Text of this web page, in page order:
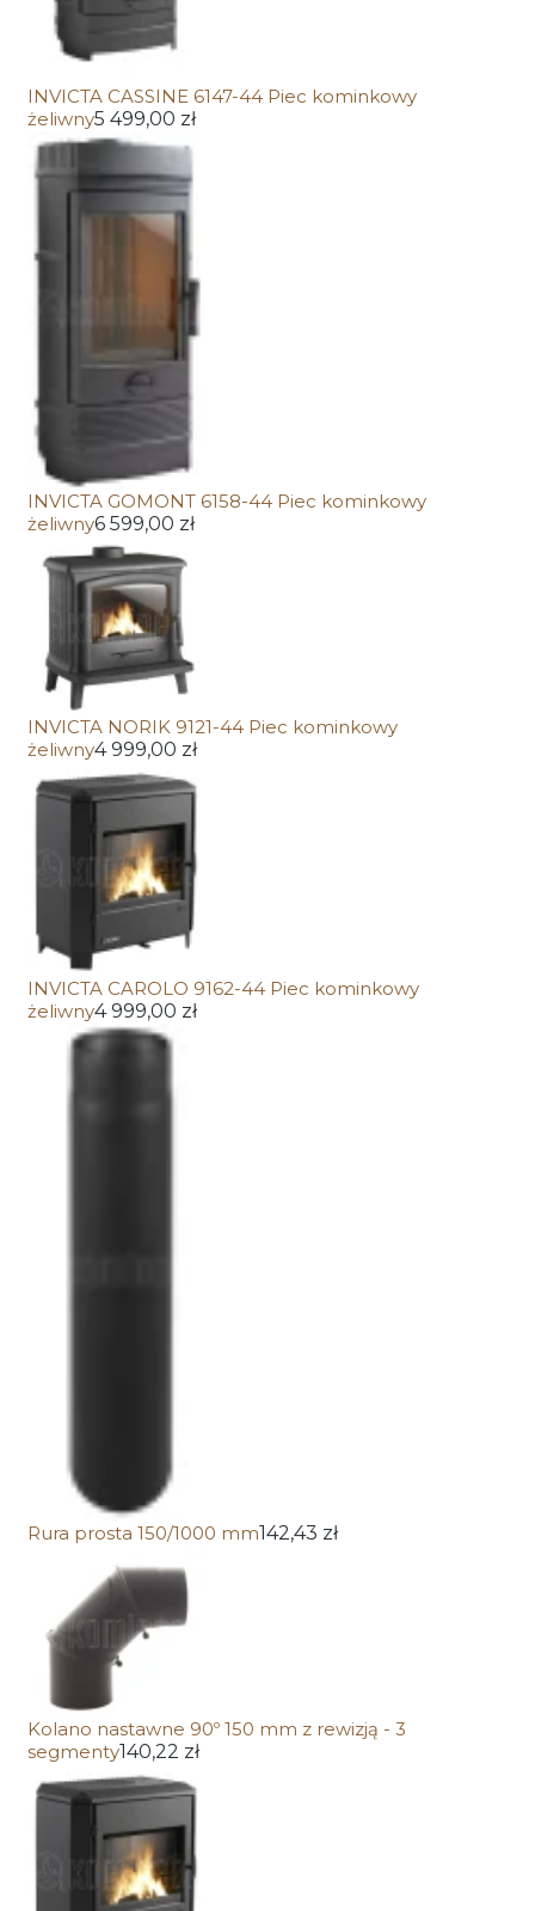
INVICTA CASSINE 6147-44 Piec kominkowy
żeliwny5 499,00 zł
INVICTA GOMONT 6158-44 Piec kominkowy
żeliwny6 599,00 zł
INVICTA NORIK 9121-44 Piec kominkowy
żeliwny4 999,00 zł
INVICTA CAROLO 9162-44 Piec kominkowy
żeliwny4 999,00 zł
Rura prosta 150/1000 mm142,43 zł
Kolano nastawne 90º 150 mm z rewizją - 3
segmenty140,22 zł